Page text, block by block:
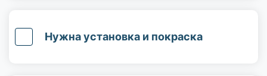
Нужна установка и покраска